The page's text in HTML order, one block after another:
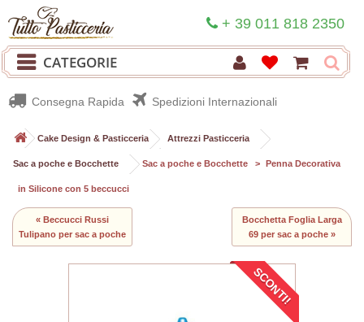
+ 39 011 818 2350
CATEGORIE
Consegna Rapida Spedizioni Internazionali
> Cake Design & Pasticceria >Attrezzi Pasticceria >
Sac a poche e Bocchette > Sac a poche e Bocchette > Penna Decorativa
in Silicone con 5 beccucci
« Beccucci Russi
Tulipano per sac a poche
Bocchetta Foglia Larga
69 per sac a poche »
SCONTI!